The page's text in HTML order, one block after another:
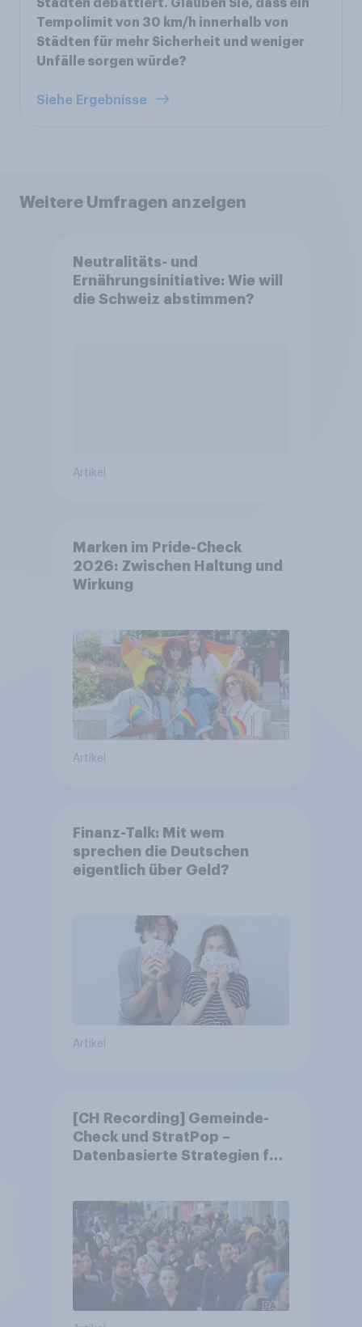
Städten debattiert. Glauben Sie, dass ein
Tempolimit von 30 km/h innerhalb von
Städten für mehr Sicherheit und weniger
Unfälle sorgen würde?
Siehe Ergebnisse
Weitere Umfragen anzeigen
Neutralitäts- und
Ernährungsinitiative: Wie will
die Schweiz abstimmen?
Artikel
Marken im Pride-Check
2026: Zwischen Haltung und
Wirkung
Artikel
Finanz-Talk: Mit wem
sprechen die Deutschen
eigentlich über Geld?
Artikel
[CH Recording] Gemeinde-
Check und StratPop –
Datenbasierte Strategien für